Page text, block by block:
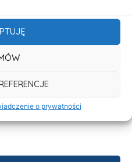
o prywatności